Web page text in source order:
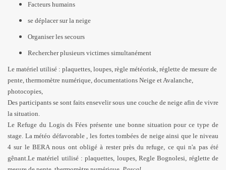
Facteurs humains
se déplacer sur la neige
Organiser les secours
Rechercher plusieurs victimes simultanément
Le matériel utilisé : plaquettes, loupes, règle météorisk, réglette de mesure de
pente, thermomètre numérique, documentations Neige et Avalanche,
photocopies,
Des participants se sont faits ensevelir sous une couche de neige afin de vivre
la situation.
Le Refuge du Logis ds Fées présente une bonne situation pour ce type de
stage. La météo défavorable , les fortes tombées de neige ainsi que le niveau
4 sur le BERA nous ont obligé à rester près du refuge, ce qui n'a pas été
gênant.Le matériel utilisé : plaquettes, loupes, Regle Bognolesi, réglette de